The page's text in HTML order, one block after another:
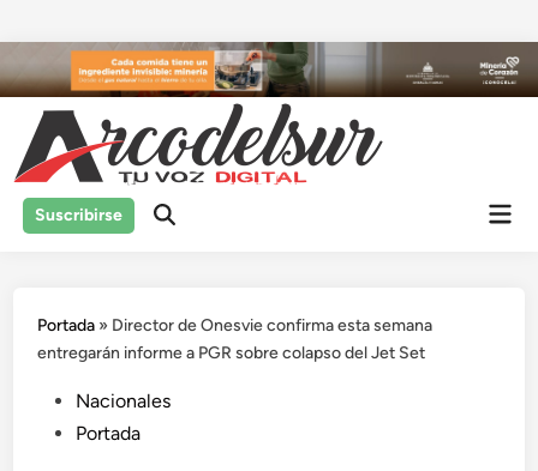
al
contenido
Suscribirse
Portada » Director de Onesvie confirma esta semana
entregarán informe a PGR sobre colapso del Jet Set
Publicado
en
Nacionales
Portada